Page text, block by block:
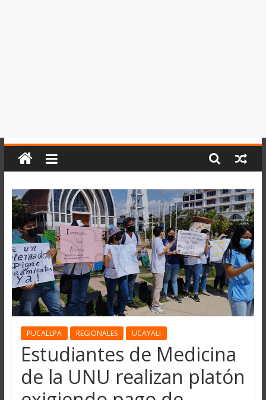
PUCALLPA REGIONALES UCAYALI
Estudiantes de Medicina
de la UNU realizan platón